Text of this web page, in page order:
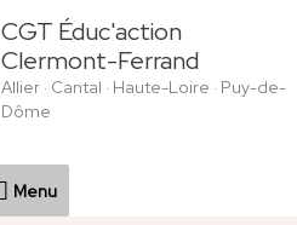
CGT Éduc'action
Clermont-Ferrand
Allier · Cantal · Haute-Loire · Puy-de-
Dôme
Menu
Menu